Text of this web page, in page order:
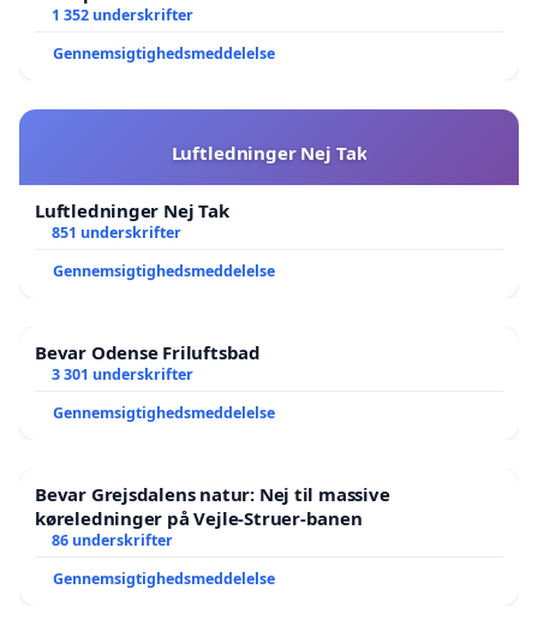
1 352 underskrifter
Gennemsigtighedsmeddelelse
Luftledninger Nej Tak
Luftledninger Nej Tak
851 underskrifter
Gennemsigtighedsmeddelelse
Bevar Odense Friluftsbad
3 301 underskrifter
Gennemsigtighedsmeddelelse
Bevar Grejsdalens natur: Nej til massive
køreledninger på Vejle-Struer-banen
86 underskrifter
Gennemsigtighedsmeddelelse